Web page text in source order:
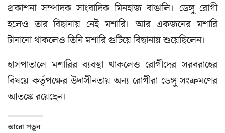
প্রকাশনা সম্পাদক সাংবাদিক মিনহাজ বাঙালি। ডেঙ্গু রোগী
হলেও তার বিছানায় নেই মশারি। আর একজনের মশারি
টানানো থাকলেও তিনি মশারি গুটিয়ে বিছানায় শুয়েছিলেন।
হাসপাতালে মশারির ব্যবস্থা থাকলেও রোগীদের সরবরাহের
বিষয়ে কর্তৃপক্ষের উদাসীনতায় অন্য রোগীরা ডেঙ্গু সংক্রমণের
আতঙ্কে রয়েছেন।
আরো পড়ুন